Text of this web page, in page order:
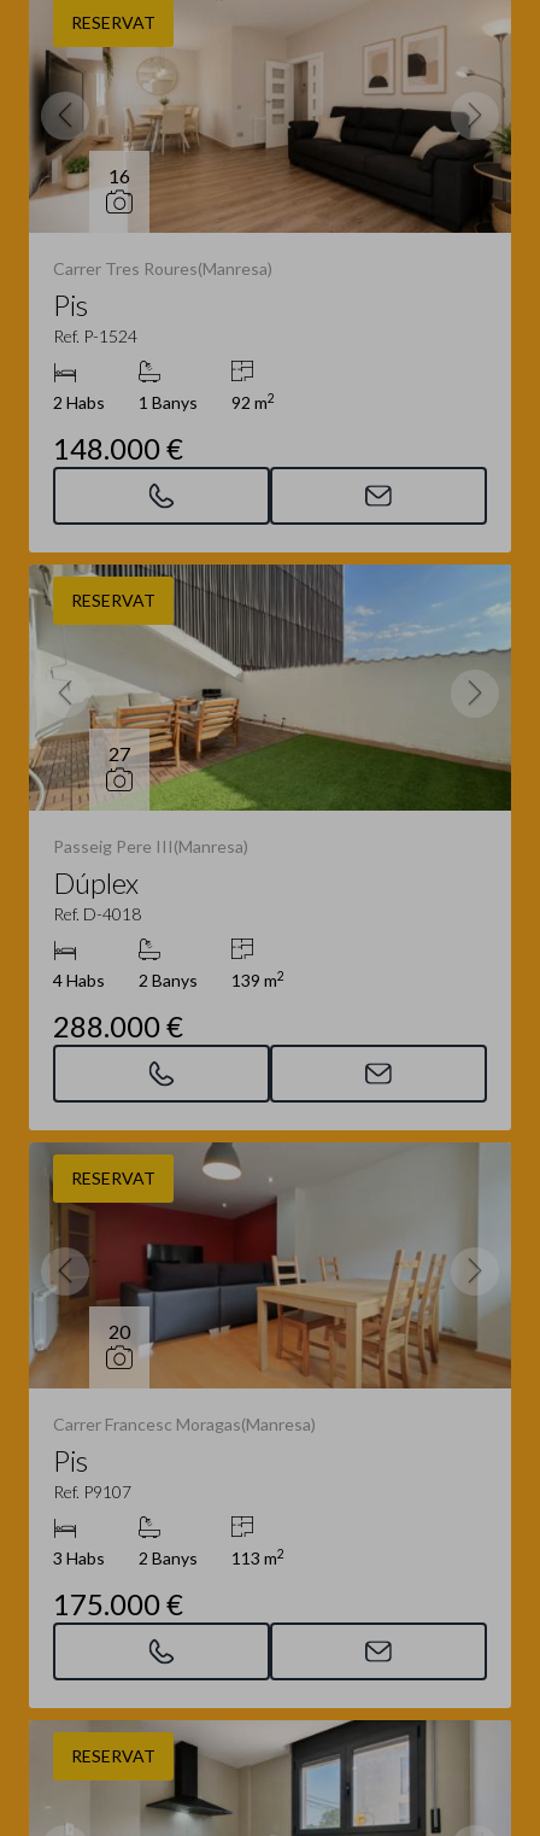
RESERVAT
16
Carrer Tres Roures(Manresa)
Pis
Ref. P-1524
2 Habs 1 Banys 92 m2
148.000 €
RESERVAT
27
Passeig Pere III(Manresa)
Dúplex
Ref. D-4018
4 Habs 2 Banys 139 m2
288.000 €
RESERVAT
20
Carrer Francesc Moragas(Manresa)
Pis
Ref. P9107
3 Habs 2 Banys 113 m2
175.000 €
RESERVAT